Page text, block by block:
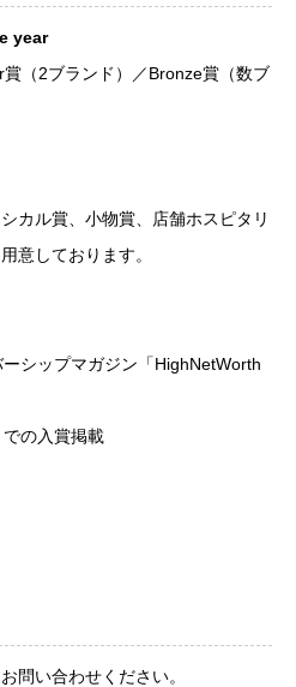
year
（2ブランド）／Bronze賞（数ブ
カル賞、小物賞、店舗ホスピタリ
意しております。
シップマガジン「HighNetWorth
の入賞掲載
問い合わせください。